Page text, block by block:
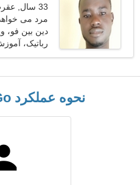
33 سال, عقرب
مرد می
ملاقات کند 21-31
دین بین فو،
رباتیک،
نحوه عملکرد VnmDatingGo